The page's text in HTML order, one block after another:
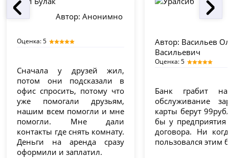
Автор: Анонимно
Оценка: 5
Сначала у друзей жил,
потом они подсказали в
офис спросить, потому что
уже помогали друзьям,
нашим всем помогли и мне
помогли. Мне дали
контакты где снять комнату.
Деньги на аренда сразу
оформили и заплатил.
Автор: Васильев
Васильевич
Оценка: 5
Банк грабит
обслуживание
карты берут
бы у
договора. Ни
пользовался этим